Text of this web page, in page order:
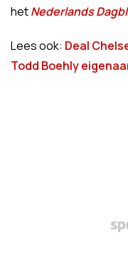
hetNederlands
Lees ook: Deal
Todd Boehly